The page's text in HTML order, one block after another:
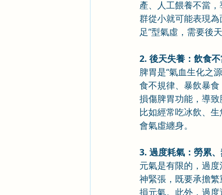
產、人工餵養不當
群從小就可能表現
足”型氣虛，需要後
2. 後天失養：飲食
脾胃是“氣血生化之
食不規律、暴飲暴
損傷脾胃功能，導
比如經常吃冰飲、
會氣虛纏身。
3. 過度耗氣：勞累
元氣是有限的，過
神緊張，既要承擔
損元氣。此外，過